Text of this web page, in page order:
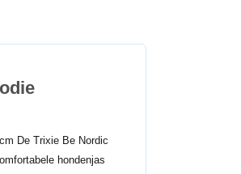
De Trixie Be Nordic
hondenjas